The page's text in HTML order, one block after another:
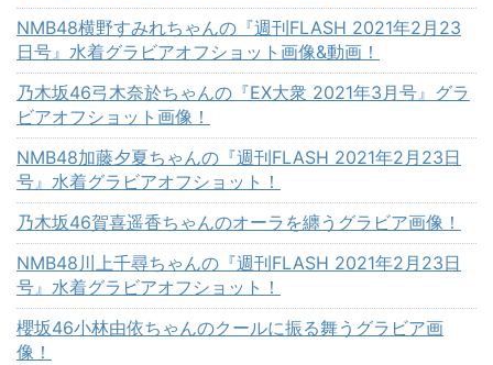
NMB48横野すみれちゃんの『週刊FLASH 2021年2月23
日号』水着グラビアオフショット画像&動画！
乃木坂46弓木奈於ちゃんの『EX大衆 2021年3月号』グラ
ビアオフショット画像！
NMB48加藤夕夏ちゃんの『週刊FLASH 2021年2月23日
号』水着グラビアオフショット！
乃木坂46賀喜遥香ちゃんのオーラを纏うグラビア画像！
NMB48川上千尋ちゃんの『週刊FLASH 2021年2月23日
号』水着グラビアオフショット！
櫻坂46小林由依ちゃんのクールに振る舞うグラビア画
像！